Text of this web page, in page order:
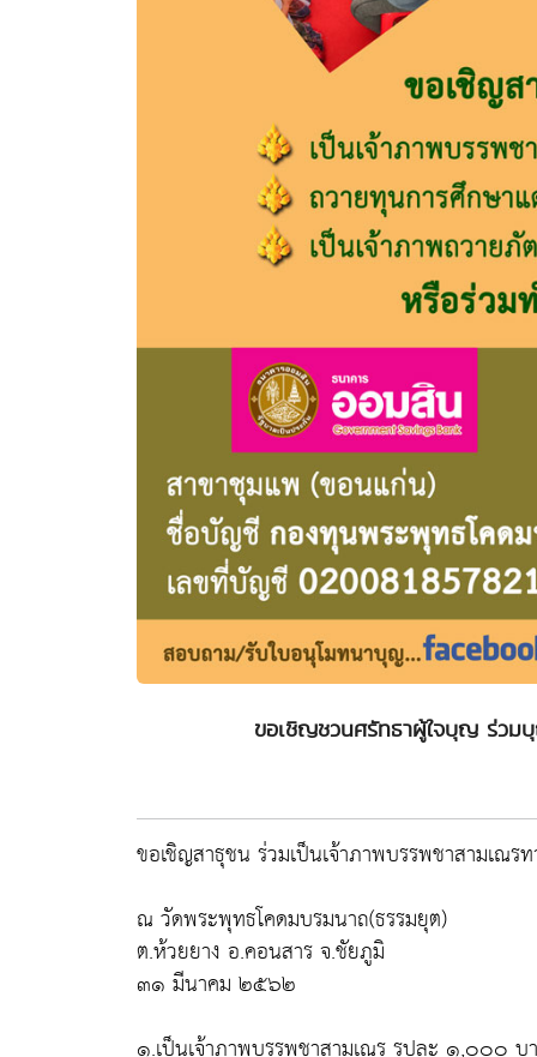
ขอเชิญชวนศรัทธาผู้ใจบุญ ร่วม
ขอเชิญสาธุชน ร่วมเป็นเจ้าภาพบรรพชาสามเณ
ณ วัดพระพุทธโคดมบรมนาถ(ธรรมยุต)
ต.ห้วยยาง อ.คอนสาร จ.ชัยภูมิ
๓๑ มีนาคม ๒๕๖๒